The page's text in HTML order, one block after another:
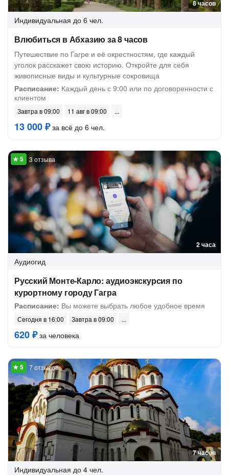
8 часов
Индивидуальная до 6 чел.
Влюбиться в Абхазию за 8 часов
Путешествие по Гагре и её окрестностям, где каждый
уголок расскажет свою историю. Откройте для себя
живописные виды и культурные сокровища
Расписание: Каждый день с 9:00 или по договоренности с
клиентом
Завтра в 09:00 11 авг в 09:00
13 000 ₽за всё до 6 чел.
2 часа
3 отзыва
Аудиогид
Русский Монте-Карло: аудиоэкскурсия по
курортному городу Гагра
Расписание: Вы можете выбрать любое удобное время
Сегодня в 16:00 Завтра в 09:00
620 ₽за человека
7 часов
7 отзывов
Индивидуальная до 4 чел.